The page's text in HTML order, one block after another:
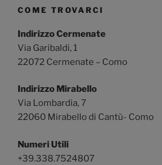
COME TROVARCI
Indirizzo Cermenate
Via Garibaldi, 1
22072 Cermenate – Como
Indirizzo Mirabello
Via Lombardia, 7
22060 Mirabello di Cantù- Como
Numeri Utili
+39.338.7524807